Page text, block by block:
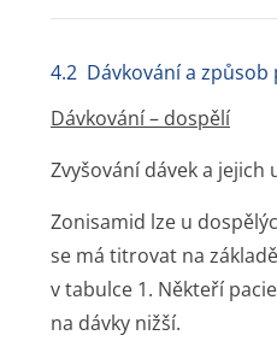
4.2 Dávkování a způsob
Dávkování – dospělí
Zvyšování dávek a jejich
Zonisamid lze u
se má titrovat na
v tabulce 1. Někteří
na dávky nižší.